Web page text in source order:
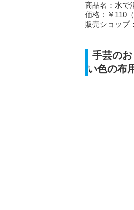
商品名：水で
価格：￥110（
販売ショップ
手芸の
い色の布